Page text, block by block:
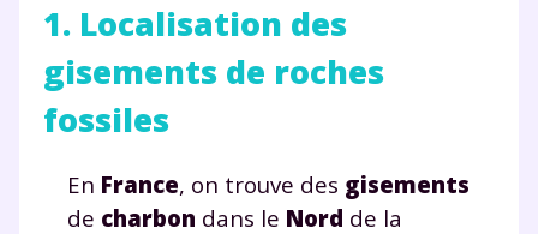
1. Localisation des
gisements de roches
fossiles
En France, on trouve des gisements
de charbon dans le Nord de la